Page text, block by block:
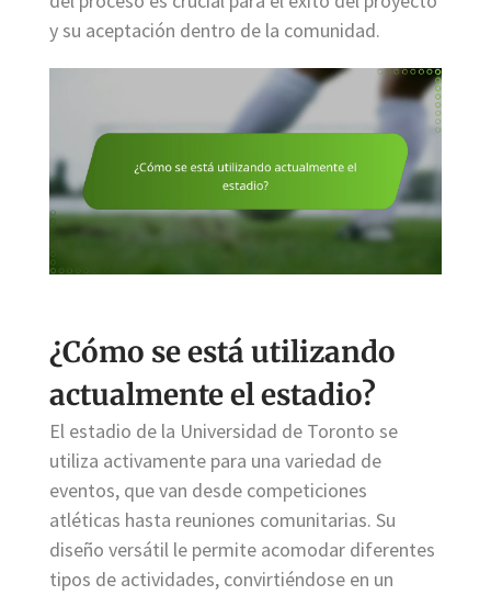
y su aceptación dentro de la comunidad.
¿Cómo se está utilizando
actualmente el estadio?
El estadio de la Universidad de Toronto se
utiliza activamente para una variedad de
eventos, que van desde competiciones
atléticas hasta reuniones comunitarias. Su
diseño versátil le permite acomodar diferentes
tipos de actividades, convirtiéndose en un